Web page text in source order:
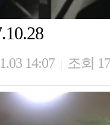
14:07 조회